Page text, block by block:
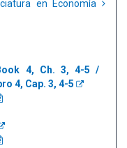
en Economía
4, Ch. 3, 4-5 /
4, Cap. 3, 4-5